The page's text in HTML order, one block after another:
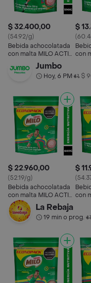
$ 32.400,00
(54.92/g)
Bebida achocolatada
con malta MILO ACTIV-
GO x 590g
$
con
Jumbo
Hoy, 6 PM• $
$ 22.960,00
(52.19/g)
Bebida achocolatada
con malta MILO ACTIV-
GO Econopack x 440g
$
con
La Rebaja
19 min o prog.•